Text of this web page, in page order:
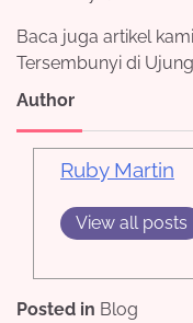
Baca juga artikel
Tersembunyi di
Author
Ruby Martin
View all posts
Posted in Blog